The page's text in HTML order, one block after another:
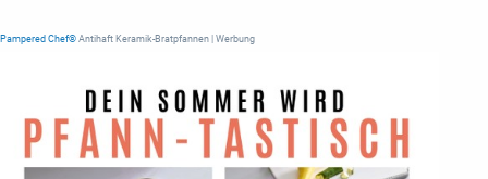
Pampered Chef® Antihaft Keramik-Bratpfannen | Werbung